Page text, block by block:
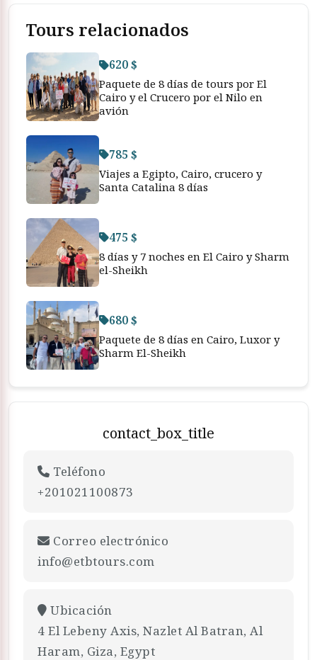
Tours relacionados
620 $
Paquete de 8 días de tours por El
Cairo y el Crucero por el Nilo en
avión
785 $
Viajes a Egipto, Cairo, crucero y
Santa Catalina 8 días
475 $
8 días y 7 noches en El Cairo y Sharm
el-Sheikh
680 $
Paquete de 8 días en Cairo, Luxor y
Sharm El-Sheikh
contact_box_title
Teléfono
+201021100873
Correo electrónico
info@etbtours.com
Ubicación
4 El Lebeny Axis, Nazlet Al Batran, Al
Haram, Giza, Egypt